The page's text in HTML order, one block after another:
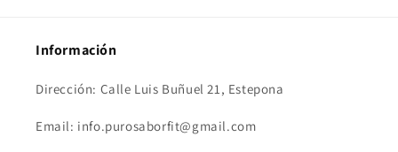
Información
Dirección: Calle Luis Buñuel 21, Estepona
Email: info.purosaborfit@gmail.com